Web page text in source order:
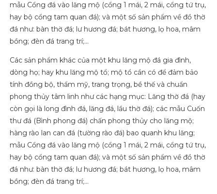
mẫu Cổng đá vào lăng mộ (cổng 1 mái, 2 mái, cổng tứ trụ,
hay bộ cổng tam quan đá); và một số sản phẩm về đồ thờ
đá như: bàn thờ đá; lư hương đá; bát hương, lọ hoa, mâm
bồng; đèn đá trang trí;…
Các sản phẩm khác của một khu lăng mộ đá gia đình,
dòng họ; hay khu lăng mộ tổ; mộ tổ cần có để đảm bảo
tính đồng bộ, thẩm mỹ, trang trọng, bề thế và chuẩn
phong thủy tâm linh như các hạng mục: Lăng thờ đá (hay
còn gọi là long đình đá, lăng đá, lầu thờ đá); các mẫu Cuốn
thư đá (Bình phong đá) chấn phong thủy cho lăng mộ;
hàng rào lan can đá (tường rào đá) bao quanh khu lăng;
mẫu Cổng đá vào lăng mộ (cổng 1 mái, 2 mái, cổng tứ trụ,
hay bộ cổng tam quan đá); và một số sản phẩm về đồ thờ
đá như: bàn thờ đá; lư hương đá; bát hương, lọ hoa, mâm
bồng; đèn đá trang trí;…